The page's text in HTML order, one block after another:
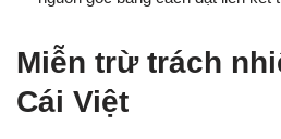
Miễn trừ trách
Cái Việt